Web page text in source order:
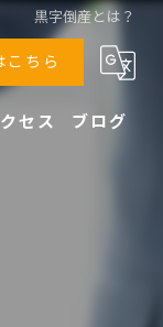
黒字倒産とは？
ちら
セス ブログ